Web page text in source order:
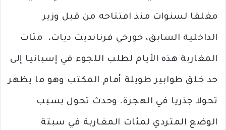
مغلقا لسنوات منذ افتتاحه من قبل وزير
الداخلية السابق، خورخي فرنانديث دياث، مئات
المغاربة هذه الأيام لطلب اللجوء في إسبانيا إلى
حد خلق طوابير طويلة أمام المكتب وهو ما يظهر
تحولا جذريا في الهجرة. وحدث تحول بسبب
الوضع المتردي لمئات المغاربة في سبتة